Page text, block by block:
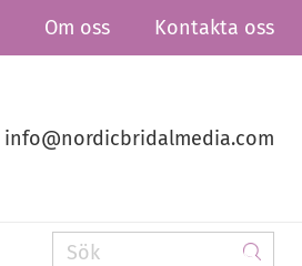
Om oss Kontakta oss
info@nordicbridalmedia.com